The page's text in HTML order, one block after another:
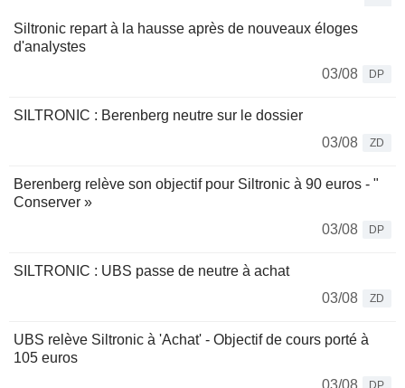
Siltronic repart à la hausse après de nouveaux éloges
d'analystes
03/08
DP
SILTRONIC : Berenberg neutre sur le dossier
03/08
ZD
Berenberg relève son objectif pour Siltronic à 90 euros - "
Conserver »
03/08
DP
SILTRONIC : UBS passe de neutre à achat
03/08
ZD
UBS relève Siltronic à 'Achat' - Objectif de cours porté à
105 euros
03/08
DP